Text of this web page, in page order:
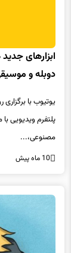
ابزارهای
دوبله و
پلتفرم ویدیویی
مصنوعی،...
10 ماه پیش